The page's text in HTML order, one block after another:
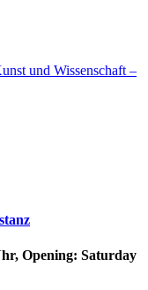
und Wissenschaft –
Opening: Saturday